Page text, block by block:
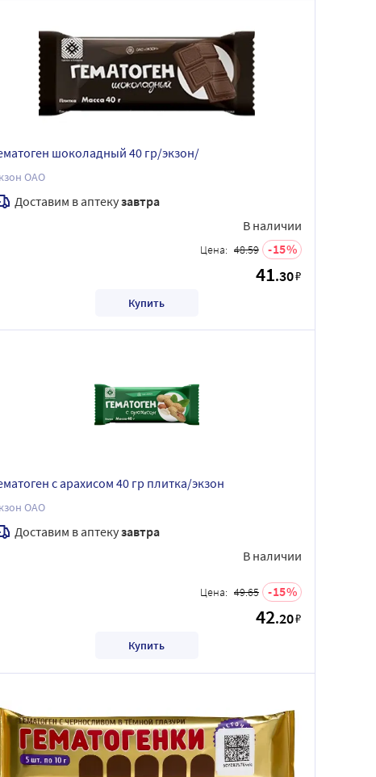
шоколадный 40 гр/экзон/
ОАО
Доставим в аптекузавтра
В наличии
Цена: 48.59 15
41.30₽
Купить
с арахисом 40 гр плитка/экзон
ОАО
Доставим в аптекузавтра
В наличии
Цена: 49.65 15
42.20₽
Купить